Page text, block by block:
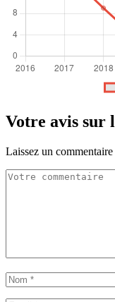
Votre avis sur
Laissez un commentaire